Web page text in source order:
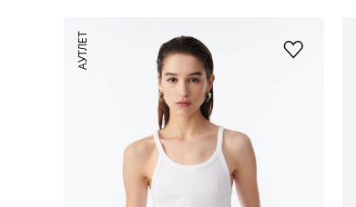
АУТЛЕТ